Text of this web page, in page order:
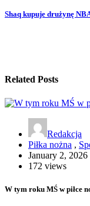
Shaq kupuje drużynę
Related Posts
Redakcja
Piłka nożna ,
January 2, 2026
172 views
W tym roku MŚ w piłce